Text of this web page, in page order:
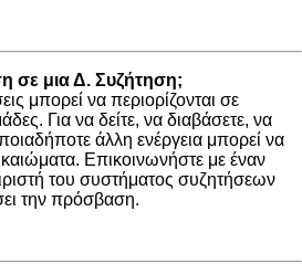
σε μια Δ. Συζήτηση;
μπορεί να περιορίζονται σε
Για να δείτε, να διαβάσετε, να
άλλη ενέργεια μπορεί να
Επικοινωνήστε με έναν
του συστήματος συζητήσεων
την πρόσβαση.